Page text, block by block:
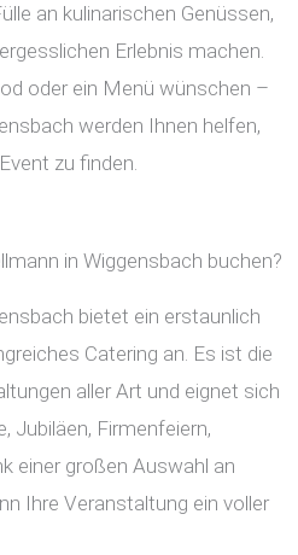
an kulinarischen Genüssen,
Erlebnis machen.
oder ein Menü wünschen –
werden Ihnen helfen,
zu finden.
in Wiggensbach buchen?
bietet ein erstaunlich
Catering an. Es ist die
aller Art und eignet sich
Jubiläen, Firmenfeiern,
einer großen Auswahl an
Ihre Veranstaltung ein voller